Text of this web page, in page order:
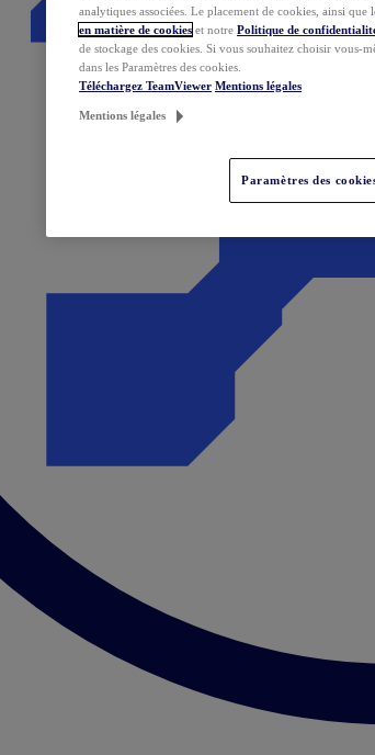
analytiques associées. Le placement de cookies, ainsi
en matière de cookies et notre Politique de
de stockage des cookies. Si vous souhaitez choisir vous-
dans les Paramètres des cookies.
Téléchargez TeamViewer Mentions légales
Mentions légales
Paramètres des